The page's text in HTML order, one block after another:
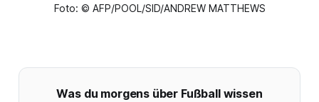
Foto: © AFP/POOL/SID/ANDREW MATTHEWS
Was du morgens über Fußball wissen